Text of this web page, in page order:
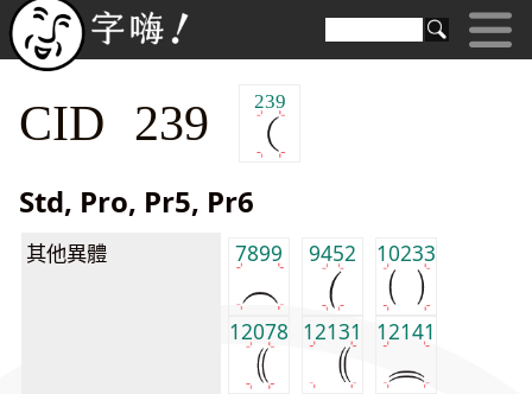
CID 239 239
Std, Pro, Pr5, Pr6
其他異體 7899 9452 10233
12078 12131 12141